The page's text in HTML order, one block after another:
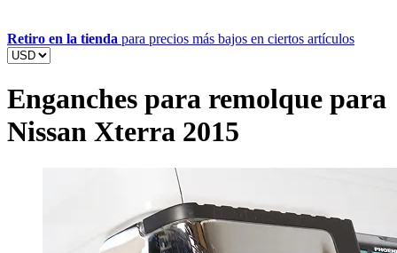
Retiro en la tienda para precios más bajos en ciertos artículos
Enganches para remolque para
Nissan Xterra 2015